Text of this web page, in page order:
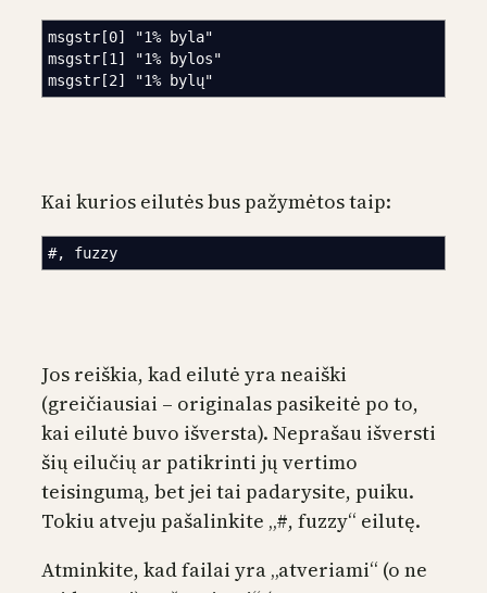
msgstr[0] "1% byla"
msgstr[1] "1% bylos"
msgstr[2] "1% bylų"
Kai kurios eilutės bus pažymėtos taip:
#, fuzzy
Jos reiškia, kad eilutė yra neaiški
(greičiausiai – originalas pasikeitė po to,
kai eilutė buvo išversta). Neprašau išversti
šių eilučių ar patikrinti jų vertimo
teisingumą, bet jei tai padarysite, puiku.
Tokiu atveju pašalinkite „#, fuzzy“ eilutę.
Atminkite, kad failai yra „atveriami“ (o ne